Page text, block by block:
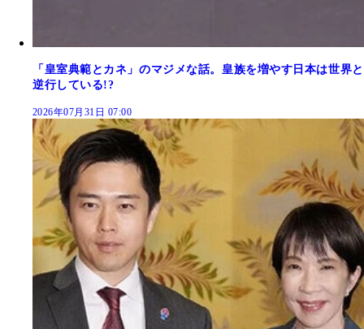
「皇室典範とカネ」のマジメな話。皇族を増やす日本は世界と
逆行している!?
2026年07月31日 07:00